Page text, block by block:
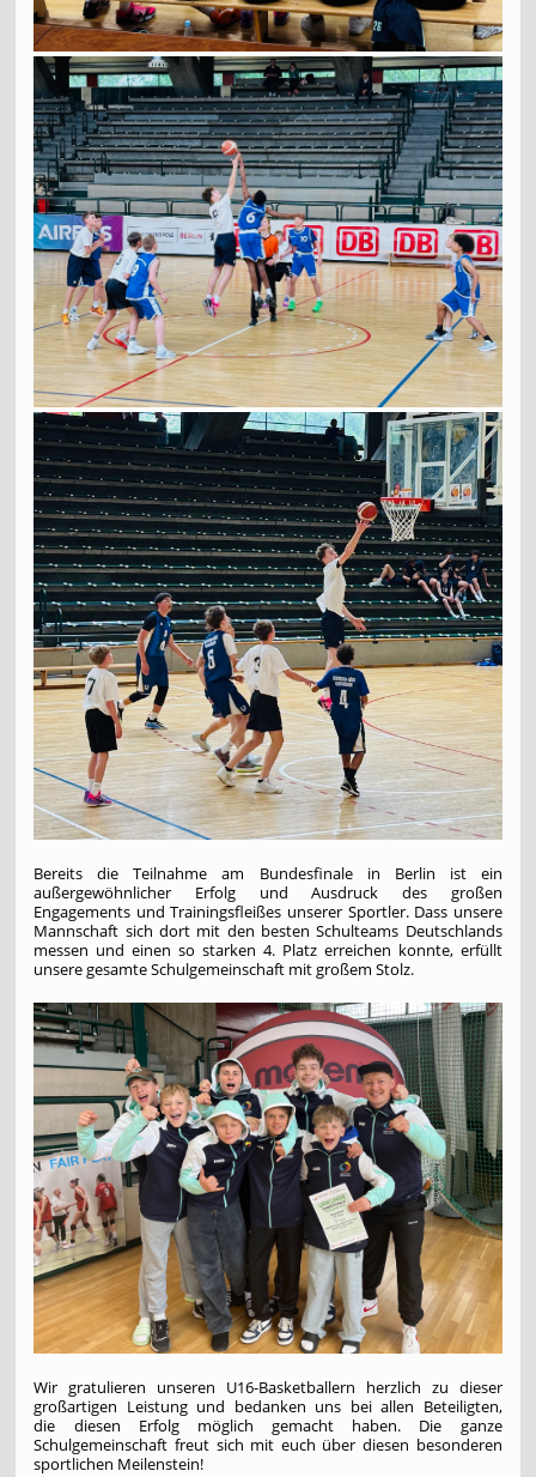
Bereits die Teilnahme am Bundesfinale in Berlin ist ein
außergewöhnlicher Erfolg und Ausdruck des großen
Engagements und Trainingsfleißes unserer Sportler. Dass unsere
Mannschaft sich dort mit den besten Schulteams Deutschlands
messen und einen so starken 4. Platz erreichen konnte, erfüllt
unsere gesamte Schulgemeinschaft mit großem Stolz.
Wir gratulieren unseren U16-Basketballern herzlich zu dieser
großartigen Leistung und bedanken uns bei allen Beteiligten,
die diesen Erfolg möglich gemacht haben. Die ganze
Schulgemeinschaft freut sich mit euch über diesen besonderen
sportlichen Meilenstein!